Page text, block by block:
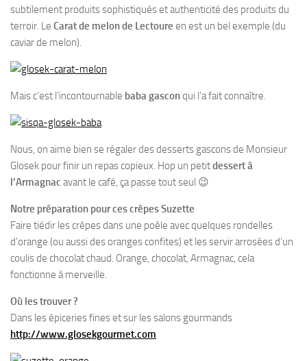
subtilement produits sophistiqués et authenticité des produits du
terroir. Le Carat de melon de Lectoure en est un bel exemple (du
caviar de melon).
Mais c’est l’incontournable baba gasconqui l’a fait connaître.
Nous, on aime bien se régaler des desserts gascons de Monsieur
Glosek pour finir un repas copieux. Hop un petitdessert à
l’Armagnac avant le café, ça passe tout seul 😉
Notre préparation pour ces crêpes Suzette
Faire tiédir les crêpes dans une poêle avec quelques rondelles
d’orange (ou aussi des oranges confites) et les servir arrosées d’un
coulis de chocolat chaud. Orange, chocolat, Armagnac, cela
fonctionne à merveille.
Où les trouver ?
Dans les épiceries fines et sur les salons gourmands
http://www.glosekgourmet.com